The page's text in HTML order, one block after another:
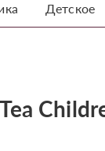
Детское